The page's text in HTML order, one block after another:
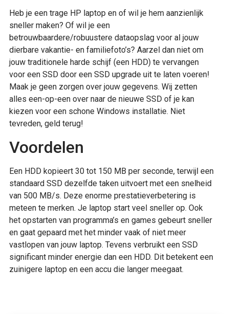
Heb je een trage HP laptop en of wil je hem aanzienlijk
sneller maken? Of wil je een
betrouwbaardere/robuustere dataopslag voor al jouw
dierbare vakantie- en familiefoto’s? Aarzel dan niet om
jouw traditionele harde schijf (een HDD) te vervangen
voor een SSD door een SSD upgrade uit te laten voeren!
Maak je geen zorgen over jouw gegevens. Wij zetten
alles een-op-een over naar de nieuwe SSD of je kan
kiezen voor een schone Windows installatie. Niet
tevreden, geld terug!
Voordelen
Een HDD kopieert 30 tot 150 MB per seconde, terwijl een
standaard SSD dezelfde taken uitvoert met een snelheid
van 500 MB/s. Deze enorme prestatieverbetering is
meteen te merken. Je laptop start veel sneller op. Ook
het opstarten van programma’s en games gebeurt sneller
en gaat gepaard met het minder vaak of niet meer
vastlopen van jouw laptop. Tevens verbruikt een SSD
significant minder energie dan een HDD. Dit betekent een
zuinigere laptop en een accu die langer meegaat.